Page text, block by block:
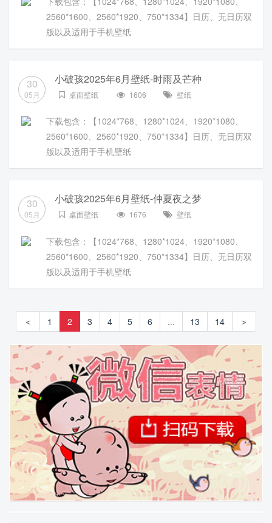
2560*1600、2560*1920、750*1334】日历、无日历双
版以及适用于手机壁纸
30
05月
小破孩2025年6月壁纸-时雨及芒种
桌面壁纸 1606 壁纸
下载包含：【1024*768、1280*1024、1920*1080、
2560*1600、2560*1920、750*1334】日历、无日历双
版以及适用于手机壁纸
30
05月
小破孩2025年6月壁纸-仲夏夜之梦
桌面壁纸 1676 壁纸
下载包含：【1024*768、1280*1024、1920*1080、
2560*1600、2560*1920、750*1334】日历、无日历双
版以及适用于手机壁纸
＜ 1 2 3 4 5 6 ... 13 14 ＞